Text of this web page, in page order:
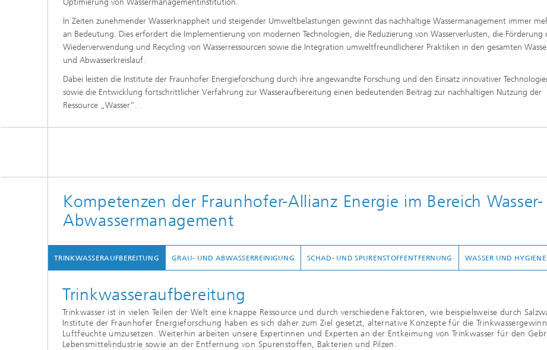
Optimierung von Wassermanagementinstitution.
In Zeiten zunehmender Wasserknappheit und steigender Umweltbelastungen gewinnt das nachhaltige Wassermanagement immer
an Bedeutung. Dies erfordert die Implementierung von modernen Technologien, die Reduzierung von Wasserverlusten, die Förderung
Wiederverwendung und Recycling von Wasserressourcen sowie die Integration umweltfreundlicherer Praktiken in den gesamten
und Abwasserkreislauf.
Dabei leisten die Institute der Fraunhofer Energieforschung durch ihre angewandte Forschung und den Einsatz innovativer
sowie die Entwicklung fortschrittlicher Verfahrung zur Wasseraufbereitung einen bedeutenden Beitrag zur nachhaltigen Nutzung der
Ressource „Wasser“.
Kompetenzen der Fraunhofer-Allianz Energie im Bereich
Abwassermanagement
TRINKWASSERAUFBEREITUNG
Trinkwasseraufbereitung
Trinkwasser ist in vielen Teilen der Welt eine knappe Ressource und durch verschiedene Faktoren, wie beispielsweise durch
Institute der Fraunhofer Energieforschung haben es sich daher zum Ziel gesetzt, alternative Konzepte für die
Luftfeuchte umzusetzen. Weiterhin arbeiten unsere Expertinnen und Experten an der Entkeimung von Trinkwasser für den
Lebensmittelindustrie sowie an der Entfernung von Spurenstoffen, Bakterien und Pilzen.
GRAU- UND ABWASSERREINIGUNG SCHAD- UND SPURENSTOFFENTFERNUNG WASSER UND HYGIENE